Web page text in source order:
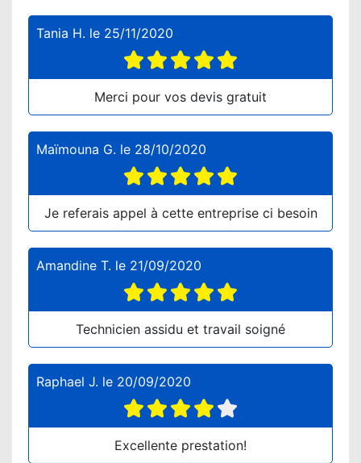
Tania H. le 25/11/2020
Merci pour vos devis gratuit
Maïmouna G. le 28/10/2020
Je referais appel à cette entreprise ci besoin
Amandine T. le 21/09/2020
Technicien assidu et travail soigné
Raphael J. le 20/09/2020
Excellente prestation!